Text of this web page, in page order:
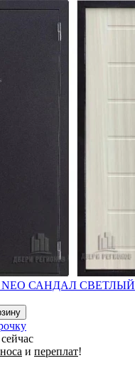
САНДАЛ СВЕТЛЫЙ
и переплат!